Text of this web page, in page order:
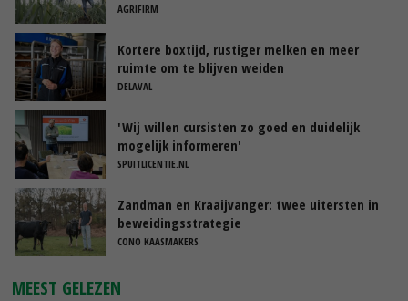
AGRIFIRM
Kortere boxtijd, rustiger melken en meer
ruimte om te blijven weiden
DELAVAL
'Wij willen cursisten zo goed en duidelijk
mogelijk informeren'
SPUITLICENTIE.NL
Zandman en Kraaijvanger: twee uitersten in
beweidingsstrategie
CONO KAASMAKERS
MEEST GELEZEN